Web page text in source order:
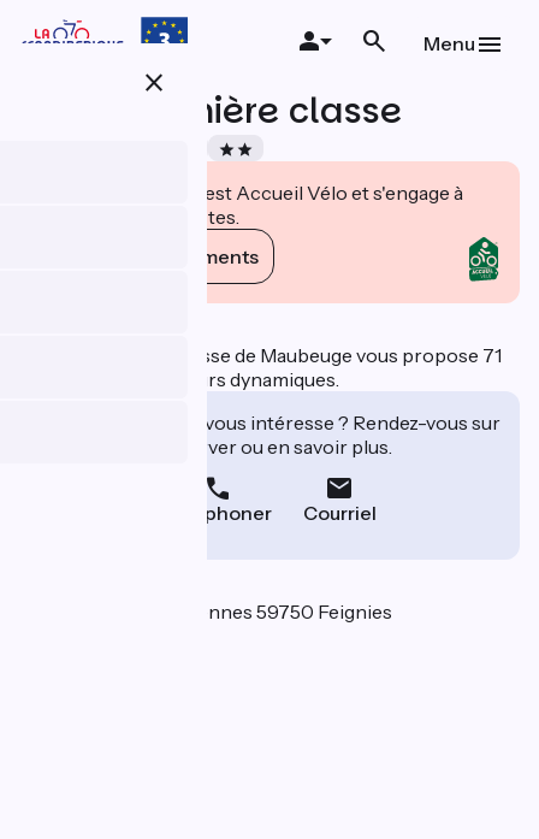
close
Menu
Hôtel première classe
Cet établissement est Accueil Vélo et s'engage à
accueillir des cyclistes.
Voir ses engagements
L'hôtel Première Classe de Maubeuge vous propose 71
chambres aux couleurs dynamiques.
Cet établissement vous intéresse ? Rendez-vous sur
leur site pour réserver ou en savoir plus.
Téléphoner Courriel
126 route de Valenciennes 59750 Feignies